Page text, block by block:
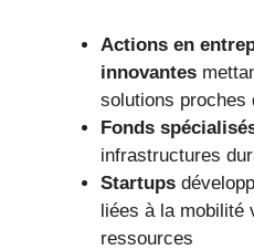
Actions en
innovantes
solutions proches
Fonds
infrastructures
Startups
liées à la mobilité
ressources